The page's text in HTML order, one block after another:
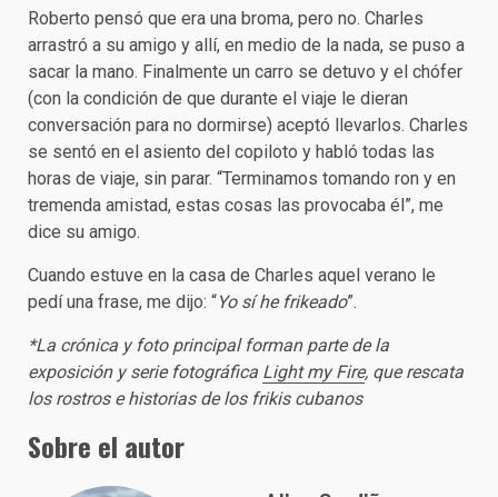
Roberto pensó que era una broma, pero no. Charles
arrastró a su amigo y allí, en medio de la nada, se puso a
sacar la mano. Finalmente un carro se detuvo y el chófer
(con la condición de que durante el viaje le dieran
conversación para no dormirse) aceptó llevarlos. Charles
se sentó en el asiento del copiloto y habló todas las
horas de viaje, sin parar. “Terminamos tomando ron y en
tremenda amistad, estas cosas las provocaba él”, me
dice su amigo.
Cuando estuve en la casa de Charles aquel verano le
pedí una frase, me dijo: “Yo sí he frikeado”.
*La crónica y foto principal forman parte de la
exposición y serie fotográfica Light my Fire, que rescata
los rostros e historias de los frikis cubanos
Sobre el autor